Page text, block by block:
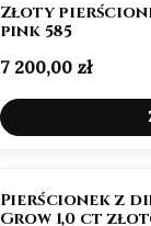
Złoty
pink 585
Cena
7 200,00 zł
Pierścionek z
Grow 1,0 ct